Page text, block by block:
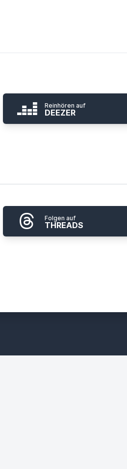
Reinhören auf
DEEZER
Folgen auf
THREADS